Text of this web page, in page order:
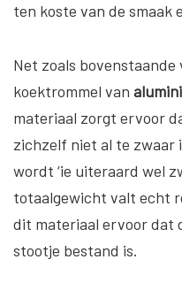
ten koste van de smaak
Net zoals bovenstaande
koektrommel van
materiaal zorgt ervoor
zichzelf niet al te zwaar
wordt ‘ie uiteraard wel
totaalgewicht valt echt
dit materiaal ervoor dat
stootje bestand is.